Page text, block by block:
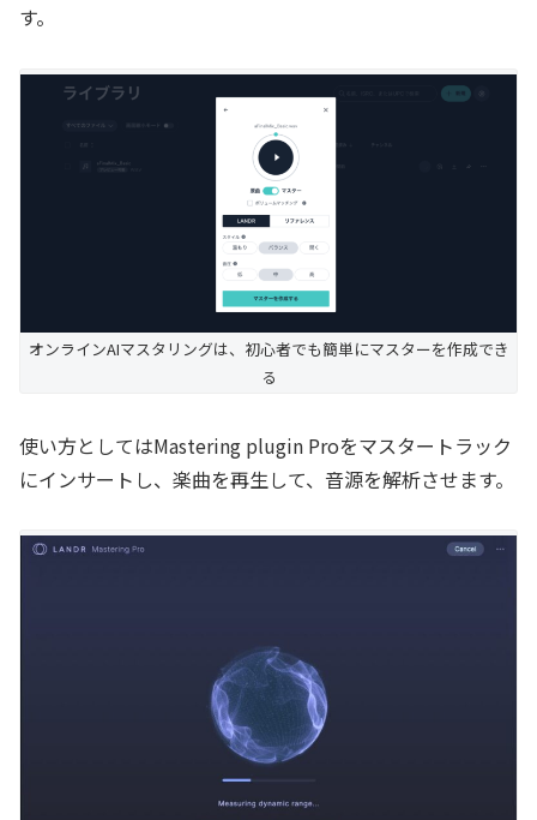
す。
オンラインAIマスタリングは、初心者でも簡単にマスターを作成でき
る
使い方としてはMastering plugin Proをマスタートラック
にインサートし、楽曲を再生して、音源を解析させます。